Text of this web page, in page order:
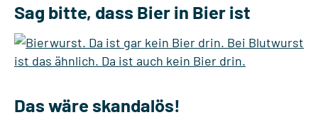
Sag bitte, dass Bier in Bier ist
Das wäre skandalös!